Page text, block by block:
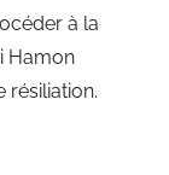
à la
Hamon
résiliation.